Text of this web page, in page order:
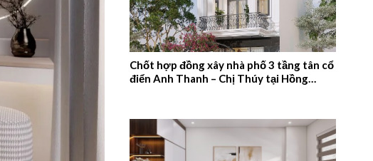
Chốt hợp đồng xây nhà phố 3 tầng tân cổ
điển Anh Thanh – Chị Thúy tại Hồng